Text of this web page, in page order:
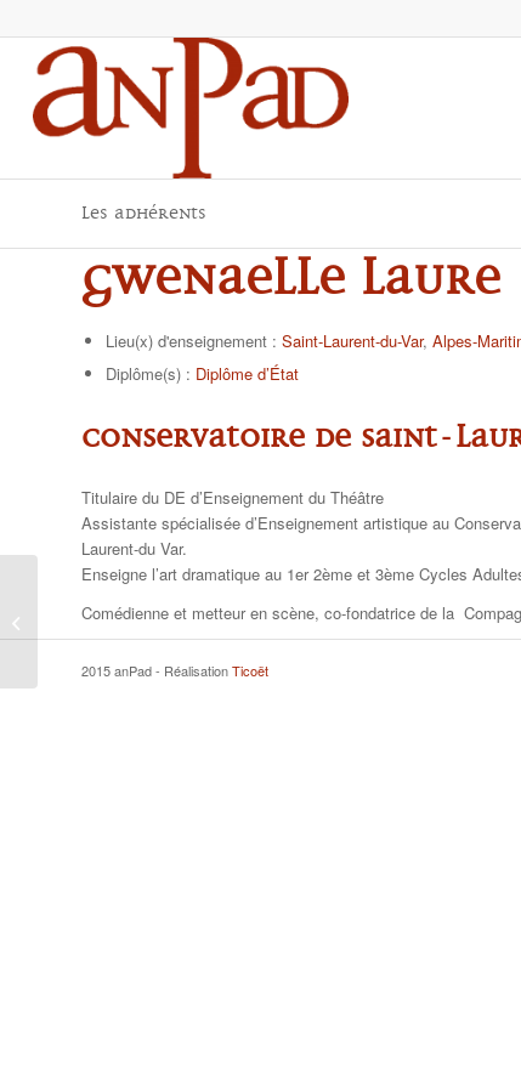
Les adhérents
Gwenaelle LAURE
Lieu(x) d'enseignement : Saint-Laurent-du-Var, Alpes-
Diplôme(s) : Diplôme d’État
Conservatoire de Saint-
Titulaire du DE d’Enseignement du Théâtre
Assistante spécialisée d’Enseignement artistique au
Laurent-du Var.
Enseigne l’art dramatique au 1er 2ème et 3ème Cycles
Comédienne et metteur en scène, co-fondatrice de la
2015 anPad - RéalisationTicoët
RABATTU Mahaut